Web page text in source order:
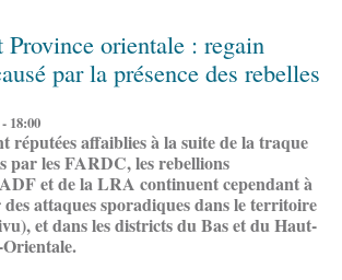
orientale : regain
par la présence des rebelles
18:00
réputées affaiblies à la suite de la traque
par les FARDC, les rebellions
et de la LRA continuent cependant à
attaques sporadiques dans le territoire
et dans les districts du Bas et du Haut-